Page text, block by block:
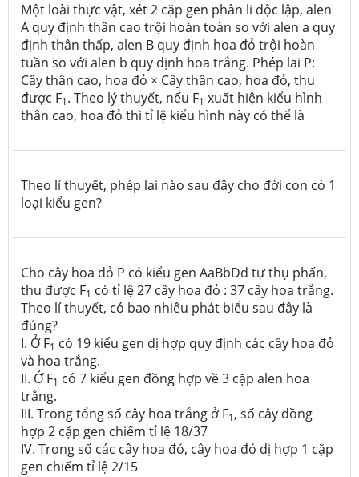
Một loài thực vật, xét 2 cặp gen phân li độc lập, alen
A quy định thân cao trội hoàn toàn so với alen a quy
định thân thấp, alen B quy định hoa đỏ trội hoàn
tuần so với alen b quy định hoa trắng. Phép lai P:
Cây thân cao, hoa đỏ × Cây thân cao, hoa đỏ, thu
được F1. Theo lý thuyết, nếu F1 xuất hiện kiểu hình
thân cao, hoa đỏ thì tỉ lệ kiểu hình này có thể là
Theo lí thuyết, phép lai nào sau đây cho đời con có 1
loại kiểu gen?
Cho cây hoa đỏ P có kiểu gen AaBbDd tự thụ phấn,
thu được F1 có tỉ lệ 27 cây hoa đỏ : 37 cây hoa trắng.
Theo lí thuyết, có bao nhiêu phát biểu sau đây là
đúng?
I. Ở F1 có 19 kiểu gen dị hợp quy định các cây hoa đỏ
và hoa trắng.
II. Ở F1 có 7 kiểu gen đồng hợp về 3 cặp alen hoa
trắng.
III. Trong tổng số cây hoa trắng ở F1, số cây đồng
hợp 2 cặp gen chiếm tỉ lệ 18/37
IV. Trong số các cây hoa đỏ, cây hoa đỏ dị hợp 1 cặp
gen chiếm tỉ lệ 2/15